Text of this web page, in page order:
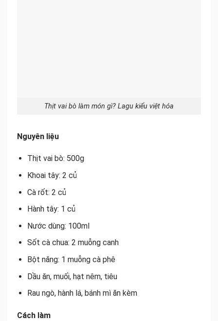
Thịt vai bò làm món gì? Lagu kiểu việt hóa
Nguyên liệu
Thịt vai bò: 500g
Khoai tây: 2 củ
Cà rốt: 2 củ
Hành tây: 1 củ
Nước dùng: 100ml
Sốt cà chua: 2 muỗng canh
Bột năng: 1 muỗng cà phê
Dầu ăn, muối, hạt nêm, tiêu
Rau ngò, hành lá, bánh mì ăn kèm
Cách làm